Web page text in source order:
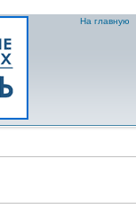
На главную